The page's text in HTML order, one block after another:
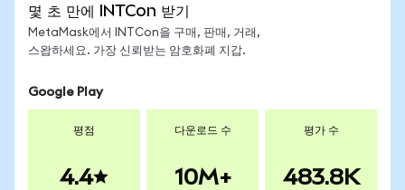
몇 초 만에 INTCon 받기
MetaMask에서 INTCon을 구매, 판매, 거래,
스왑하세요. 가장 신뢰받는 암호화폐 지갑.
Google Play
평점
4.4
다운로드 수
10M+
평가 수
483.8K